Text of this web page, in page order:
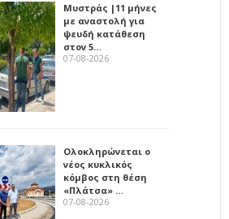
Μυστράς |11 μήνες
με αναστολή για
ψευδή κατάθεση
στον 5…
07-08-2026
Ολοκληρώνεται ο
νέος κυκλικός
κόμβος στη θέση
«Πλάτσα» …
07-08-2026